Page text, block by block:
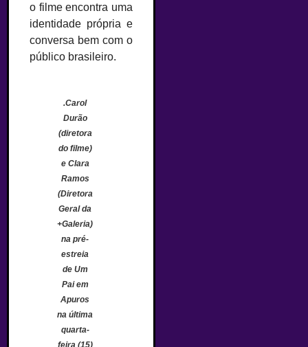
o filme encontra uma
identidade própria e
conversa bem com o
público brasileiro.
.Carol
Durão
(diretora
do filme)
e Clara
Ramos
(Diretora
Geral da
+Galeria)
na pré-
estreia
de Um
Pai em
Apuros
na última
quarta-
feira (15)